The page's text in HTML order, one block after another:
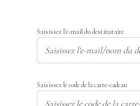
Saisissez l'e-mail du destinataire
Saisissez le code de la carte-cadeau